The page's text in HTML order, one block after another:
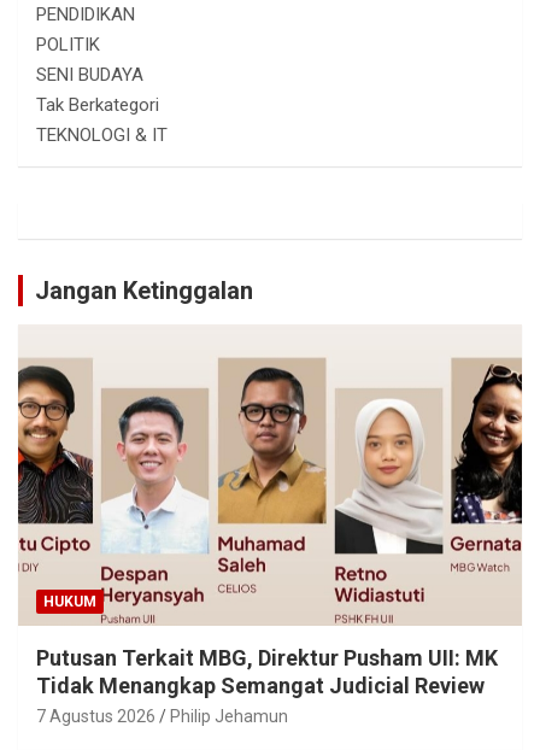
PENDIDIKAN
POLITIK
SENI BUDAYA
Tak Berkategori
TEKNOLOGI & IT
Jangan Ketinggalan
HUKUM
Putusan Terkait MBG, Direktur Pusham UII: MK
Tidak Menangkap Semangat Judicial Review
7 Agustus 2026 Philip Jehamun